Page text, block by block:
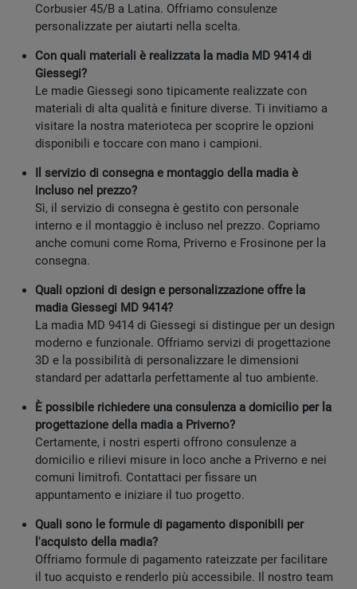
Corbusier 45/B a Latina. Offriamo consulenze
personalizzate per aiutarti nella scelta.
Con quali materiali è realizzata la madia MD 9414 di
Giessegi?
Le madie Giessegi sono tipicamente realizzate con
materiali di alta qualità e finiture diverse. Ti invitiamo a
visitare la nostra materioteca per scoprire le opzioni
disponibili e toccare con mano i campioni.
Il servizio di consegna e montaggio della madia è
incluso nel prezzo?
Sì, il servizio di consegna è gestito con personale
interno e il montaggio è incluso nel prezzo. Copriamo
anche comuni come Roma, Priverno e Frosinone per la
consegna.
Quali opzioni di design e personalizzazione offre la
madia Giessegi MD 9414?
La madia MD 9414 di Giessegi si distingue per un design
moderno e funzionale. Offriamo servizi di progettazione
3D e la possibilità di personalizzare le dimensioni
standard per adattarla perfettamente al tuo ambiente.
È possibile richiedere una consulenza a domicilio per la
progettazione della madia a Priverno?
Certamente, i nostri esperti offrono consulenze a
domicilio e rilievi misure in loco anche a Priverno e nei
comuni limitrofi. Contattaci per fissare un
appuntamento e iniziare il tuo progetto.
Quali sono le formule di pagamento disponibili per
l'acquisto della madia?
Offriamo formule di pagamento rateizzate per facilitare
il tuo acquisto e renderlo più accessibile. Il nostro team